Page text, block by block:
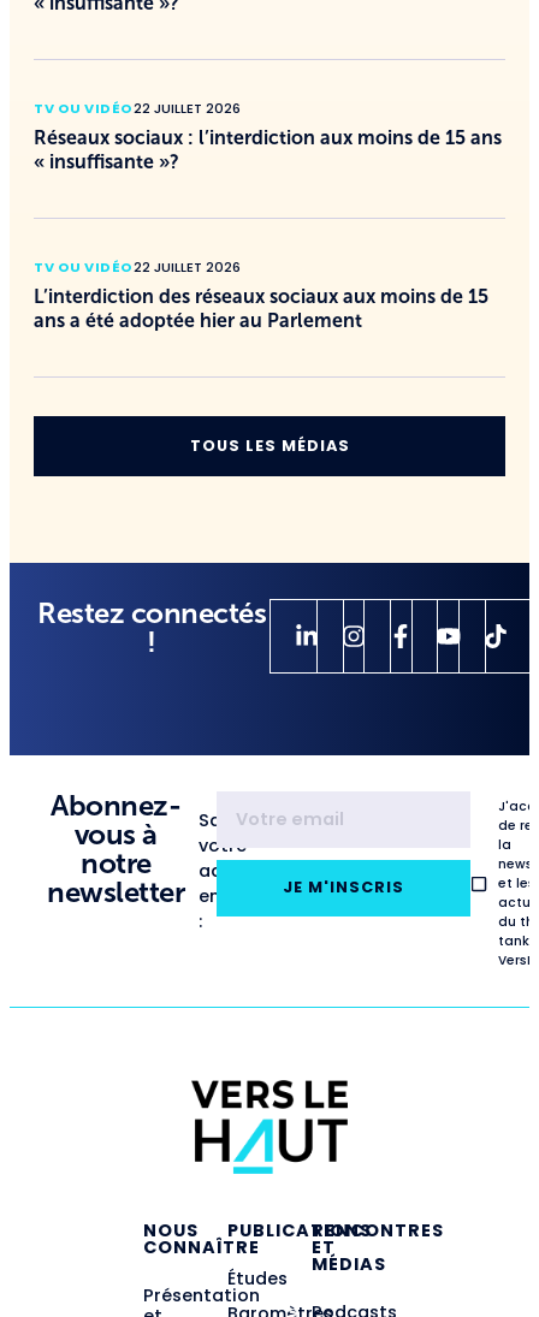
TV OU VIDÉO22 JUILLET 2026
Réseaux sociaux : l’interdiction aux moins de 15 ans
« insuffisante »?
TV OU VIDÉO22 JUILLET 2026
L’interdiction des réseaux sociaux aux moins de 15
ans a été adoptée hier au Parlement
TOUS LES MÉDIAS
Restez connectés
!
Abonnez-
vous à
notre
newsletter
Saisissez
votre
adresse
email
:
JE M'INSCRIS
de
la
et les
du
tank
NOUS
CONNAÎTRE
Présentation
PUBLICATIONS
Études
RENCONTRES
ET
MÉDIAS